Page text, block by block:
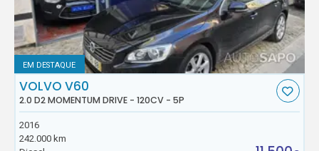
EM DESTAQUE
VOLVO V60
2.0 D2 MOMENTUM DRIVE - 120CV - 5P
2016
242.000 km